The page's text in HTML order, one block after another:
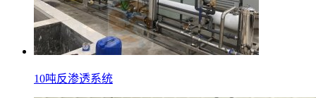
10吨反渗透系统